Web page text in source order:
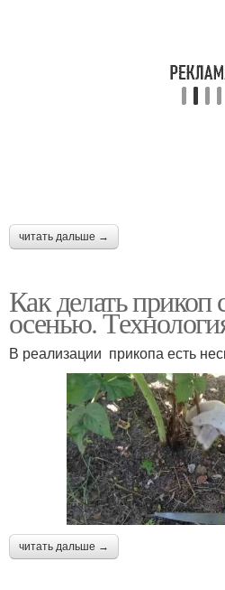
читать дальше →
Как делать прикоп
осенью.
В реализации прикопа есть
читать дальше →